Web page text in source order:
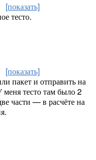
[показать]
тесто.
[показать]
пакет и отправить на
меня тесто там было 2
части — в расчёте на